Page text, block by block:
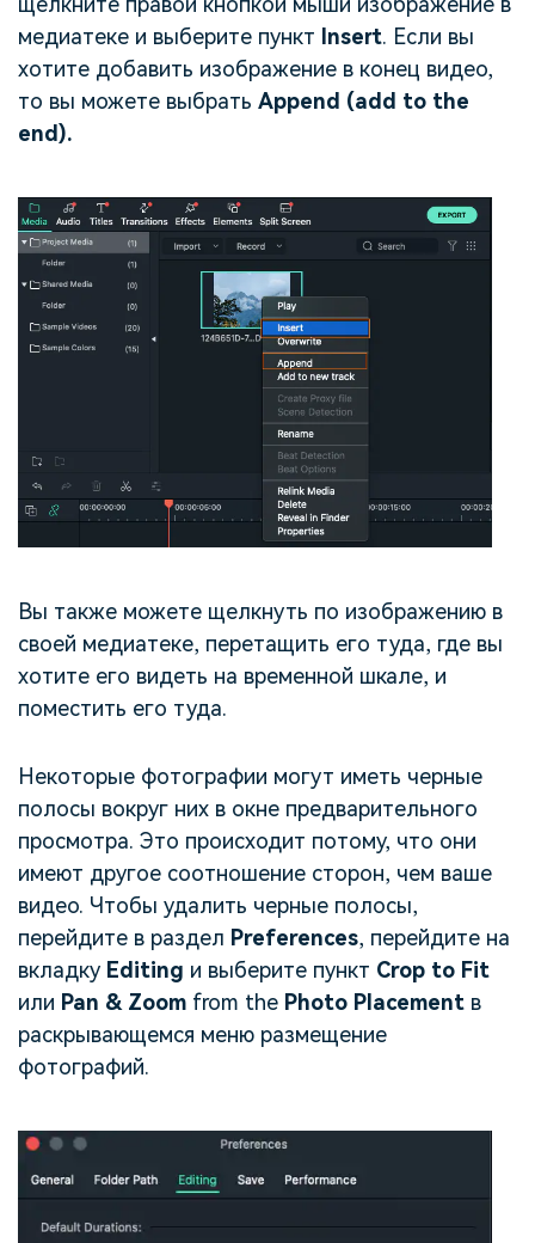
медиатеке и выберите пункт Insert. Если вы
хотите добавить изображение в конец видео,
то вы можете выбрать Append (add to the
end).
Вы также можете щелкнуть по изображению в
своей медиатеке, перетащить его туда, где вы
хотите его видеть на временной шкале, и
поместить его туда.
Некоторые фотографии могут иметь черные
полосы вокруг них в окне предварительного
просмотра. Это происходит потому, что они
имеют другое соотношение сторон, чем ваше
видео. Чтобы удалить черные полосы,
перейдите в раздел Preferences, перейдите на
вкладку Editing и выберите пункт Crop to Fit
или Pan & Zoom from the Photo Placement в
раскрывающемся меню размещение
фотографий.